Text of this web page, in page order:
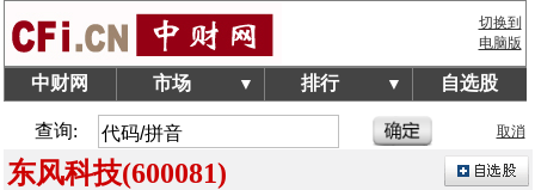
切换到
电脑版
中财网 市场 ▼ 排行 ▼ 自选股
查询: 取消
东风科技(600081)